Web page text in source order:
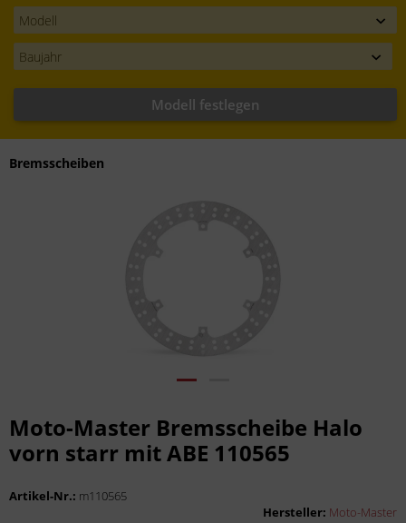
Modell festlegen
Bremsscheiben
Moto-Master Bremsscheibe Halo
vorn starr mit ABE 110565
Artikel-Nr.: m110565
Hersteller: Moto-Master